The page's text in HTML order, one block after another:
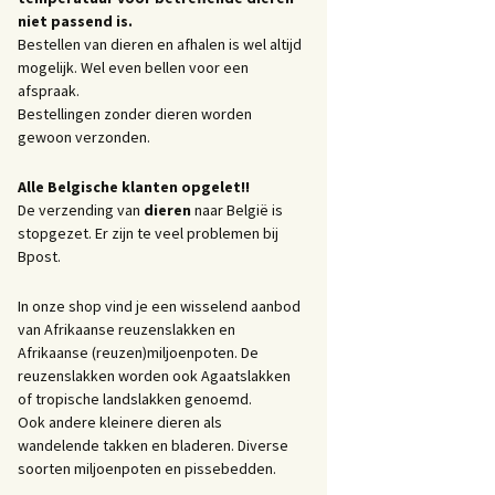
niet passend is.
Bestellen van dieren en afhalen is wel altijd
mogelijk. Wel even bellen voor een
afspraak.
Bestellingen zonder dieren worden
gewoon verzonden.
Alle Belgische klanten opgelet!!
De verzending van dieren naar België is
stopgezet. Er zijn te veel problemen bij
Bpost.
In onze shop vind je een wisselend aanbod
van Afrikaanse reuzenslakken en
Afrikaanse (reuzen)miljoenpoten. De
reuzenslakken worden ook Agaatslakken
of tropische landslakken genoemd.
Ook andere kleinere dieren als
wandelende takken en bladeren. Diverse
soorten miljoenpoten en pissebedden.